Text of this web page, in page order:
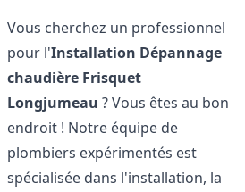
Vous cherchez un professionnel
pour l'Installation Dépannage
chaudière Frisquet
Longjumeau ? Vous êtes au bon
endroit ! Notre équipe de
plombiers expérimentés est
spécialisée dans l'installation, la